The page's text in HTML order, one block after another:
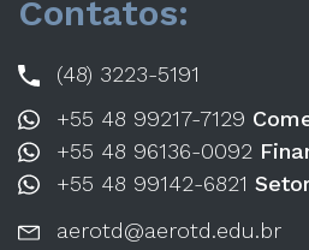
Contatos:
(48) 3223-5191
+55 48 99217-7129
+55 48 96136-0092
+55 48 99142-6821
aerotd@aerotd.edu.br